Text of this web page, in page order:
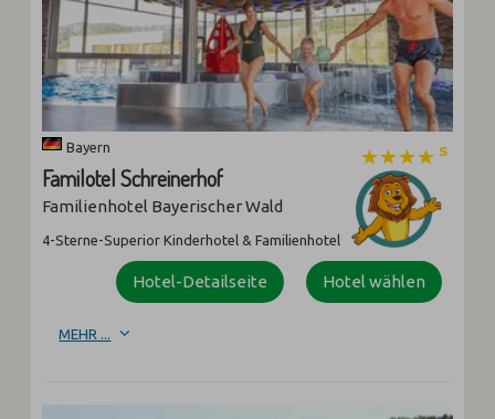
Bayern
Familotel Schreinerhof
Familienhotel Bayerischer Wald
4-Sterne-Superior Kinderhotel & Familienhotel
Hotel wählen
Hotel-Detailseite
MEHR ...